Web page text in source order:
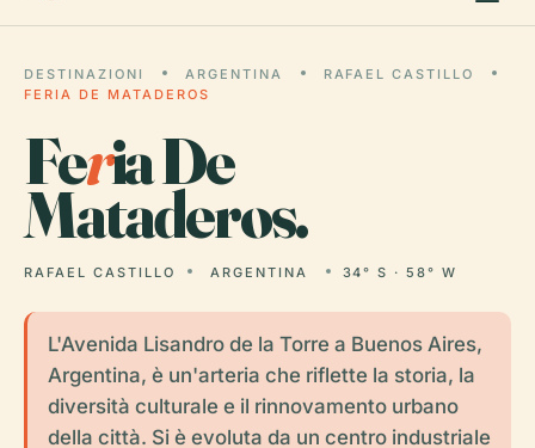
DESTINAZIONI ARGENTINA
RAFAEL CASTILLO
FERIA DE MATADEROS
Feria De
Mataderos.
RAFAEL CASTILLO ARGENTINA 34° S · 58° W
L'Avenida Lisandro de la Torre a Buenos Aires,
Argentina, è un'arteria che riflette la storia, la
diversità culturale e il rinnovamento urbano
della città. Si è evoluta da un centro industriale